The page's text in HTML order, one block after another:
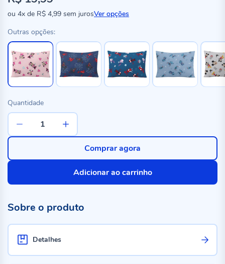
ou 4x de R$ 4,99 sem jurosVer opções
Outras opções:
Quantidade
Adicionar ao carrinho
Comprar agora
Sobre o produto
Detalhes